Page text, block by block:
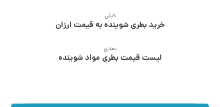
قبلی
خرید بطری شوینده به قیمت ارزان
بعدی
لیست قیمت بطری مواد شوینده